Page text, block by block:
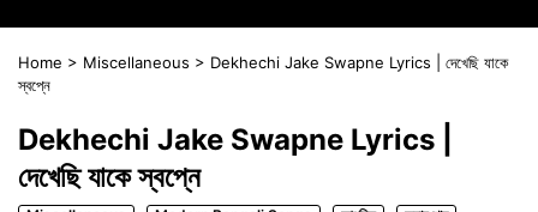
Home > Miscellaneous > Dekhechi Jake Swapne Lyrics | দেখেছি যাকে
স্বপ্নে
Dekhechi Jake Swapne Lyrics |
দেখেছি যাকে স্বপ্নে